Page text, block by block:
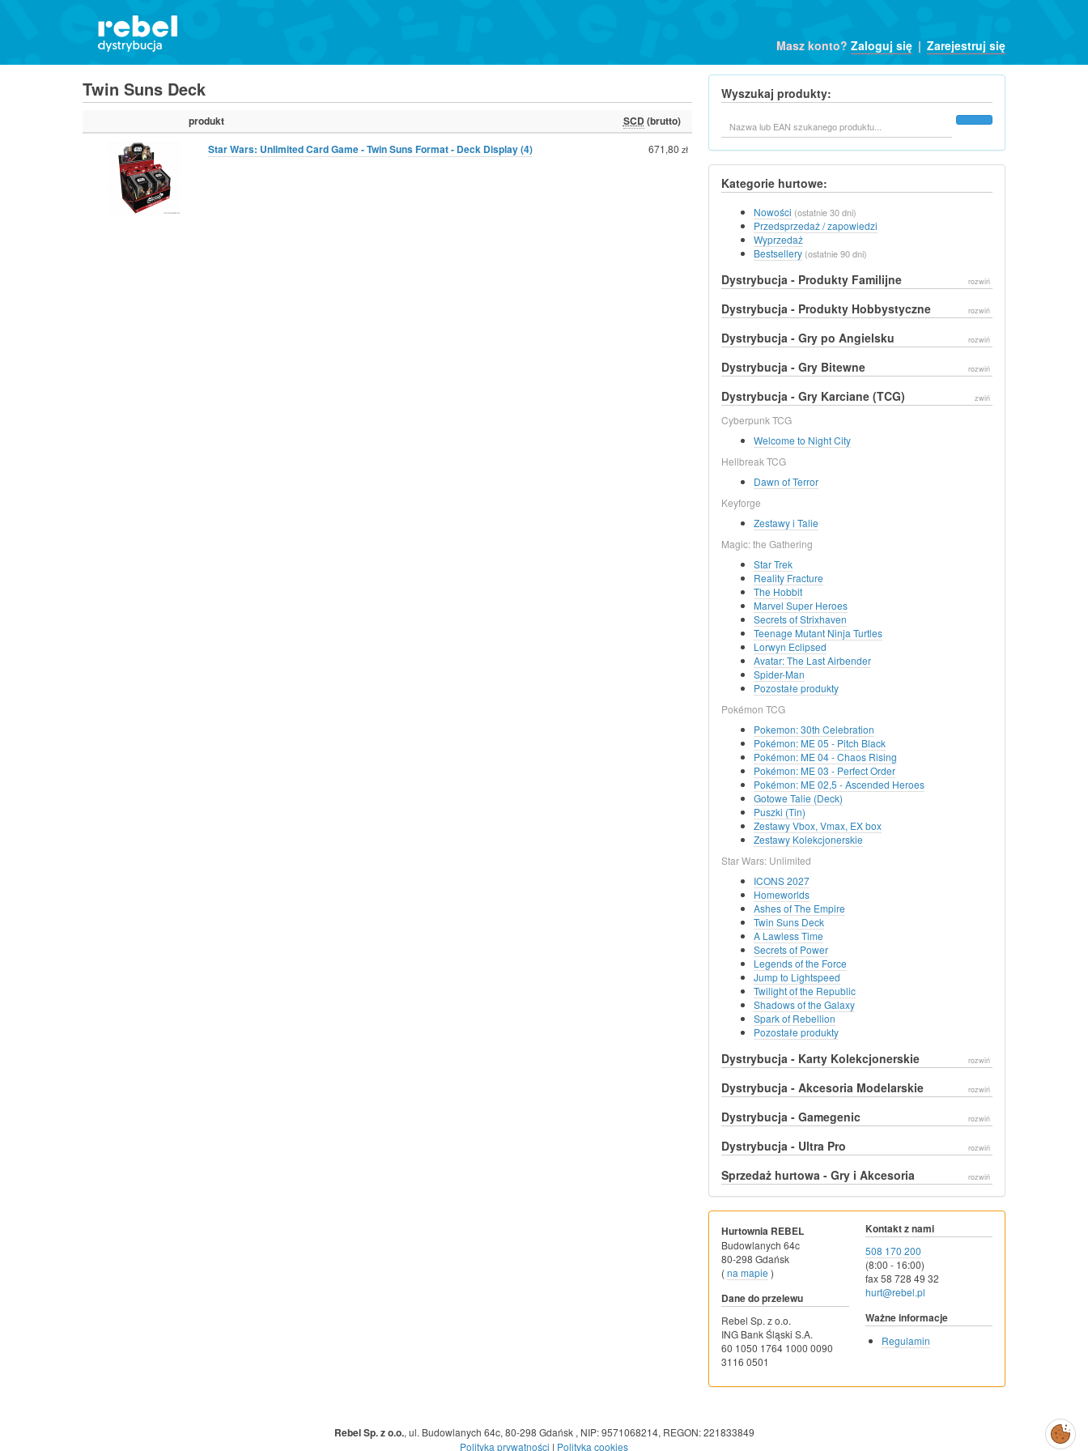
Masz konto? Zaloguj się | Zarejestruj się
Twin Suns Deck
produkt SCD (brutto)
Star Wars: Unlimited Card Game - Twin Suns Format - Deck Display (4)
671,80 zł
Wyszukaj produkty:
Kategorie hurtowe:
Nowości (ostatnie 30 dni)
Przedsprzedaż / zapowiedzi
Wyprzedaż
Bestsellery (ostatnie 90 dni)
Dystrybucja - Produkty Familijne rozwiń
Dystrybucja - Produkty Hobbystyczne rozwiń
Dystrybucja - Gry po Angielsku rozwiń
Dystrybucja - Gry Bitewne rozwiń
Dystrybucja - Gry Karciane (TCG) zwiń
Cyberpunk TCG
Welcome to Night City
Hellbreak TCG
Dawn of Terror
Keyforge
Zestawy i Talie
Magic: the Gathering
Star Trek
Reality Fracture
The Hobbit
Marvel Super Heroes
Secrets of Strixhaven
Teenage Mutant Ninja Turtles
Lorwyn Eclipsed
Avatar: The Last Airbender
Spider-Man
Pozostałe produkty
Pokémon TCG
Pokemon: 30th Celebration
Pokémon: ME 05 - Pitch Black
Pokémon: ME 04 - Chaos Rising
Pokémon: ME 03 - Perfect Order
Pokémon: ME 02,5 - Ascended Heroes
Gotowe Talie (Deck)
Puszki (Tin)
Zestawy Vbox, Vmax, EX box
Zestawy Kolekcjonerskie
Star Wars: Unlimited
ICONS 2027
Homeworlds
Ashes of The Empire
Twin Suns Deck
A Lawless Time
Secrets of Power
Legends of the Force
Jump to Lightspeed
Twilight of the Republic
Shadows of the Galaxy
Spark of Rebellion
Pozostałe produkty
Dystrybucja - Karty Kolekcjonerskie rozwiń
Dystrybucja - Akcesoria Modelarskie rozwiń
Dystrybucja - Gamegenic rozwiń
Dystrybucja - Ultra Pro rozwiń
Sprzedaż hurtowa - Gry i Akcesoria rozwiń
Hurtownia REBEL
Budowlanych 64c
80-298 Gdańsk
(na mapie )
Dane do przelewu
Rebel Sp. z o.o.
ING Bank Śląski S.A.
60 1050 1764 1000 0090
3116 0501
Kontakt z nami
508 170 200
(8:00 - 16:00)
fax 58 728 49 32
hurt@rebel.pl
Ważne informacje
Regulamin
Rebel Sp. z o.o., ul. Budowlanych 64c, 80-298 Gdańsk, NIP: 9571068214, REGON: 221833849
Polityka prywatności | Polityka cookies
Zarządzaj
preferencjami
cookies